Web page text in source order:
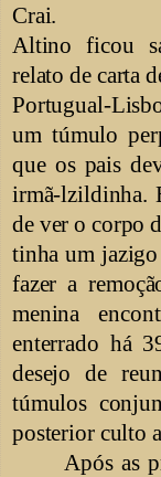
Crai.
Altino ficou
relato de carta
Portugual-
um túmulo
que os pais
irmã-lzildinha.
de ver o corpo
tinha um
fazer a
menina
enterrado há
desejo de
túmulos
posterior culto
Após as